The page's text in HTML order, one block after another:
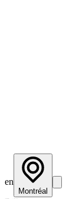
en
Montréal